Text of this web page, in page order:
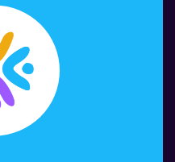
tu propio monstruo?
eso es solo el principio
llena de
criaturas
divertidas y